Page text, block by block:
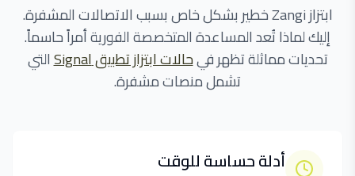
ابتزاز Zangi خطير بشكل خاص بسبب الاتصالات المشفرة.
إليك لماذا تُعد المساعدة المتخصصة الفورية أمراً حاسماً.
تحديات مماثلة تظهر فيحالات ابتزاز تطبيق Signal
التي
تشمل منصات مشفرة.
أدلة حساسة للوقت